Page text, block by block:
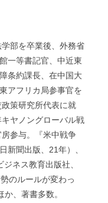
部を卒業後、外務省
一等書記官、中近東
条約課長、在中国大
アフリカ局参事官を
策研究所代表に就
ヤノングローバル戦
房参与。『米中戦争
新聞出版、21年）、
ネス教育出版社、
のルールが変わっ
、著書多数。